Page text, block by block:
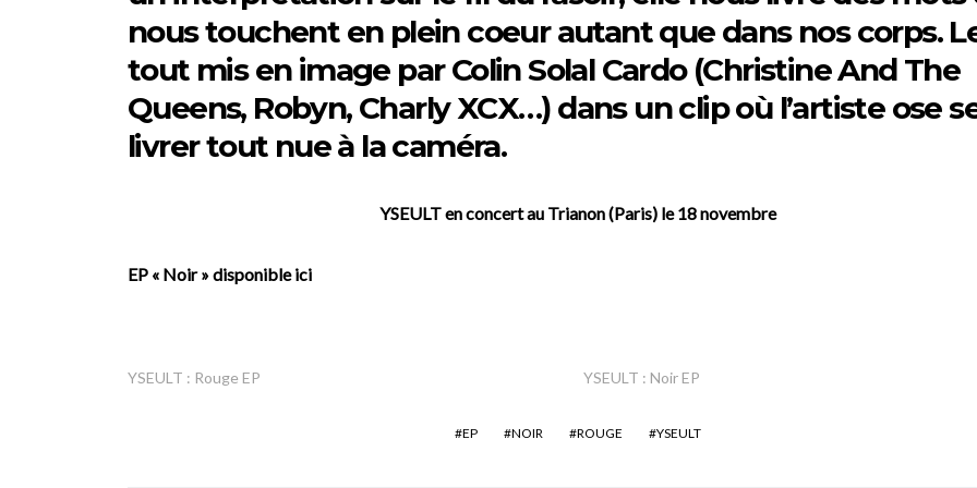
nous touchent en plein coeur autant que dans nos corps.
tout mis en image par Colin Solal Cardo (Christine And The
Queens, Robyn, Charly XCX…) dans un clip où l’artiste ose
livrer tout nue à la caméra.
YSEULT en concert au Trianon (Paris) le 18 novembre
EP « Noir » disponible ici
YSEULT : Rouge EP YSEULT : Noir EP
EP NOIR ROUGE YSEULT